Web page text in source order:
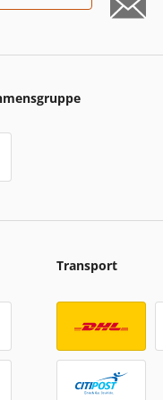
Transport